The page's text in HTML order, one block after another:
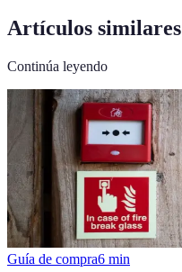
Artículos similares
Continúa leyendo
Guía de compra6 min